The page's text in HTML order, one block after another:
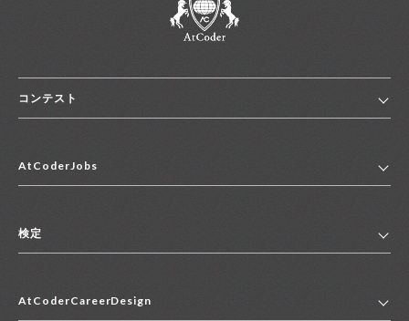
コンテスト
コンテスト一覧
便利リンク集
AtCoderJobs
2027年新卒採用求人一覧
中途採用求人一覧
検定
マイページ
AtCoderCareerDesign